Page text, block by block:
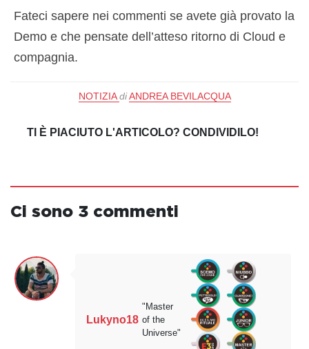
Fateci sapere nei commenti se avete già provato la
Demo e che pensate dell’atteso ritorno di Cloud e
compagnia.
NOTIZIA di ANDREA BEVILACQUA
TI È PIACIUTO L'ARTICOLO? CONDIVIDILO!
Ci sono 3 commenti
Lukyno18
"Master
of the
Universe"